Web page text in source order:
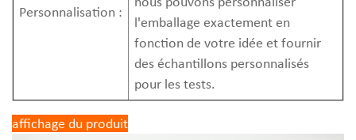
Personnalisation :
l'emballage exactement en
fonction de votre idée et fournir
des échantillons personnalisés
pour les tests.
affichage du produit